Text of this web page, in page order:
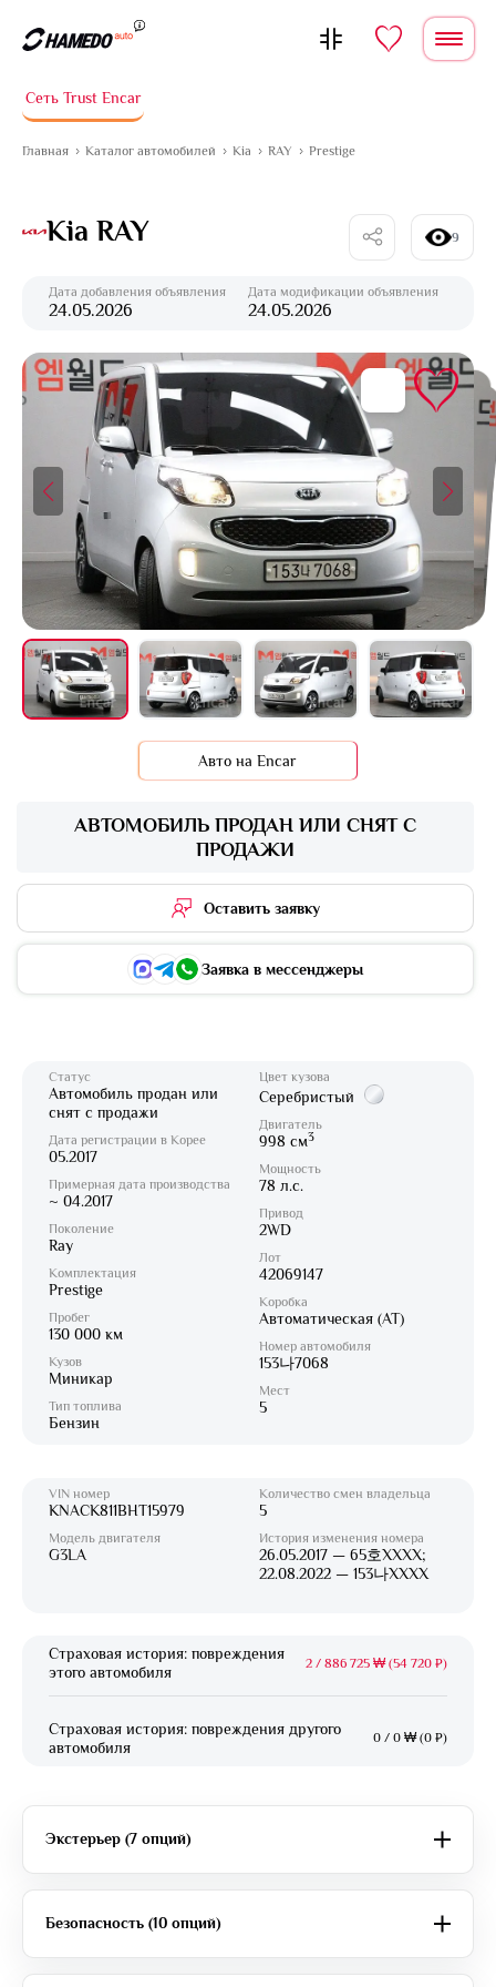
Сеть Trust Encar
Главная Каталог автомобилей Kia RAY Prestige
Kia RAY 9
Дата добавления объявления
24.05.2026
Дата модификации объявления
24.05.2026
АВТОМОБИЛЬ ПРОДАН ИЛИ СНЯТ С
ПРОДАЖИ
Оставить заявку
Заявка в мессенджеры
Статус
Автомобиль продан или
снят с продажи
Дата регистрации в Корее
05.2017
Примерная дата производства
~ 04.2017
Поколение
Ray
Комплектация
Prestige
Пробег
130 000 км
Кузов
Миникар
Тип топлива
Бензин
Цвет кузова
Серебристый
Двигатель
998 см3
Мощность
78 л.с.
Привод
2WD
Лот
42069147
Коробка
Автоматическая (AT)
Номер автомобиля
153나7068
Мест
5
VIN номер
KNACK811BHT15979
Модель двигателя
G3LA
Количество смен владельца
5
История изменения номера
26.05.2017 — 65호XXXX;
22.08.2022 — 153나XXXX
Страховая история: повреждения
этого автомобиля
2 / 886 725 ₩ (54 720 ₽)
Страховая история: повреждения другого
автомобиля
0 / 0 ₩ (0 ₽)
Авто на Encar
Экстерьер (7 опций)
Безопасность (10 опций)